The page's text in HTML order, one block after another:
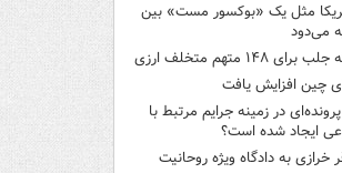
مثل یک «بوکسور مست» بین
می‌دود
۱۴۸ متهم متخلف ارزی
چین افزایش یافت
در زمینه جرایم مرتبط با
ایجاد شده است؟
خرازی به دادگاه ویژه روحانیت